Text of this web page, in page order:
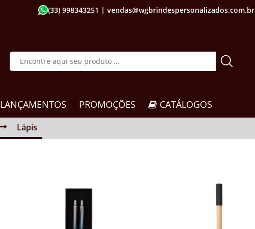
(33) 998343251 | vendas@wgbrindespersonalizados.com.br
LANÇAMENTOS PROMOÇÕES CATÁLOGOS
Lápis